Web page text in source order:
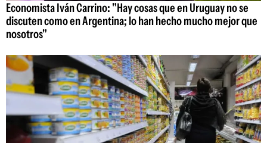
Economista Iván Carrino: "Hay cosas que en Uruguay no se
discuten como en Argentina; lo han hecho mucho mejor que
nosotros"